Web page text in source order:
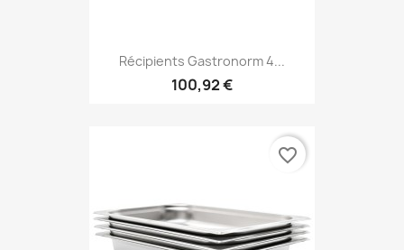
Récipients Gastronorm 4...
100,92 €
favorite_border